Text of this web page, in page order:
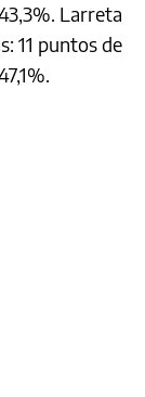
Larreta
11 puntos de